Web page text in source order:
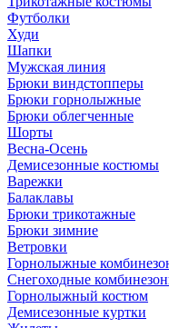
Футболки
Худи
Шапки
Мужская линия
Брюки виндстопперы
Брюки горнолыжные
Брюки облегченные
Шорты
Весна-Осень
Демисезонные костюмы
Варежки
Балаклавы
Брюки трикотажные
Брюки зимние
Ветровки
Горнолыжные
Снегоходные
Горнолыжный костюм
Демисезонные куртки